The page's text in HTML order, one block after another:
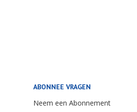
ABONNEE VRAGEN
Neem een Abonnement